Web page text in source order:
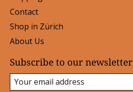
Contact
Shop in Zürich
About Us
Subscribe to our newsletter